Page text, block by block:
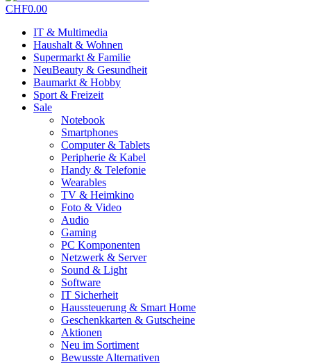
CHF0.00
IT & Multimedia
Haushalt & Wohnen
Supermarkt & Familie
NeuBeauty & Gesundheit
Baumarkt & Hobby
Sport & Freizeit
Sale
Notebook
Smartphones
Computer & Tablets
Peripherie & Kabel
Handy & Telefonie
Wearables
TV & Heimkino
Foto & Video
Audio
Gaming
PC Komponenten
Netzwerk & Server
Sound & Light
Software
IT Sicherheit
Haussteuerung & Smart Home
Geschenkkarten & Gutscheine
Aktionen
Neu im Sortiment
Bewusste Alternativen